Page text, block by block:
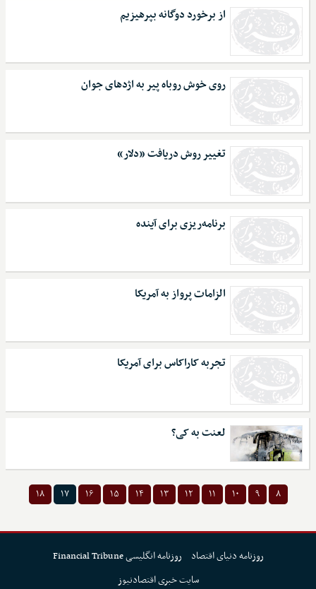
از برخورد دوگانه بپرهیزیم
روی خوش روباه پیر به اژدهای جوان
تغییر روش د‌ریافت «د‌لار»
برنامه‌ریزی برای آینده
الزامات پرواز به آمریکا
تجربه کاراکاس برای آمریکا
لعنت به کی؟
۸ ۹ ۱۰ ۱۱ ۱۲ ۱۳ ۱۴ ۱۵ ۱۶ ۱۷ ۱۸
روزنامه دنیای اقتصاد
روزنامه انگلیسی Financial Tribune
سایت خبری اقتصادنیوز